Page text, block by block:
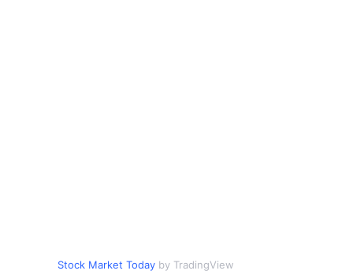
Stock Market Today by TradingView